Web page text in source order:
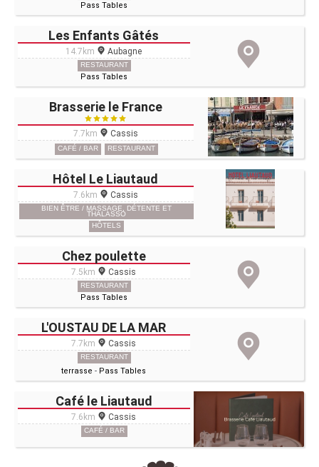
Pass Tables
Les Enfants Gâtés
14.7km Aubagne
RESTAURANT
Pass Tables
Brasserie le France
7.7km Cassis
CAFÉ / BAR RESTAURANT
Hôtel Le Liautaud
7.6km Cassis
BIEN ÊTRE / MASSAGE, DÉTENTE ET
THALASSO
HÔTELS
Chez poulette
7.5km Cassis
RESTAURANT
Pass Tables
L'OUSTAU DE LA MAR
7.7km Cassis
RESTAURANT
terrasse - Pass Tables
Café le Liautaud
7.6km Cassis
CAFÉ / BAR